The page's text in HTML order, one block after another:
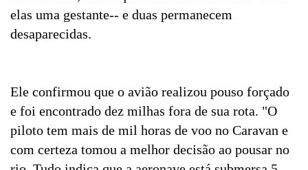
elas uma gestante-- e duas permanecem
desaparecidas.
Ele confirmou que o avião realizou pouso forçado
e foi encontrado dez milhas fora de sua rota. "O
piloto tem mais de mil horas de voo no Caravan e
com certeza tomou a melhor decisão ao pousar no